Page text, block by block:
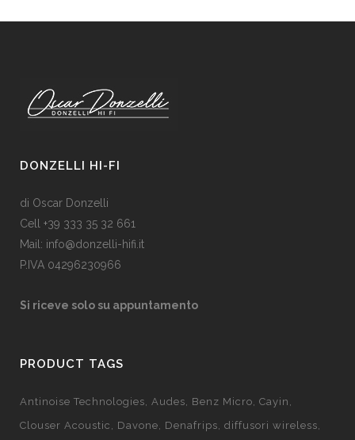
DONZELLI HI-FI
di Oscar Donzelli
Cell +39 333 35 32 661
Mail: info@donzelli-hifi.it
P.IVA 04296230966
Si riceve solo su appuntamento
PRODUCT TAGS
Antinoise Technologies Audes Benz Micro Cayin
Clouser Acoustic
Davone Denafrips diffusori wireless